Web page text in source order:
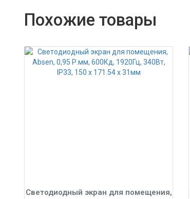
Похожие товары
Светодиодный экран для помещения,